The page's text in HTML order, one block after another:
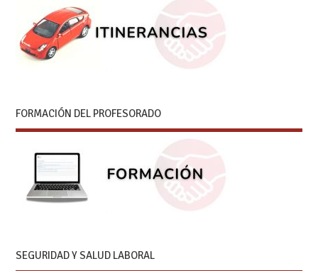
FORMACIÓN DEL PROFESORADO
SEGURIDAD Y SALUD LABORAL